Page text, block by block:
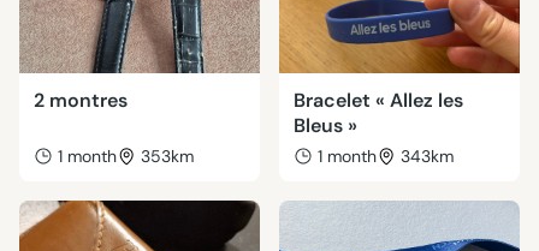
2 montres
1 month 353km
Bracelet « Allez les
Bleus »
1 month 343km